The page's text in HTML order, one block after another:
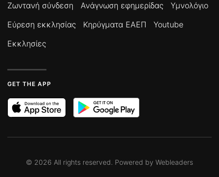
Ζωντανή σύνδεση Ανάγνωση εφημερίδας
Υμνολόγιο
Εύρεση εκκλησίας
Κηρύγματα ΕΑΕΠ
Youtube
Εκκλησίες
GET THE APP
© 2026 All rights reserved. Powered by Webleaders